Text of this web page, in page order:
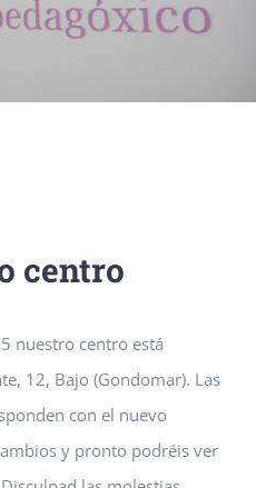
centro
nuestro centro está
12, Bajo (Gondomar). Las
con el nuevo
y pronto podréis ver